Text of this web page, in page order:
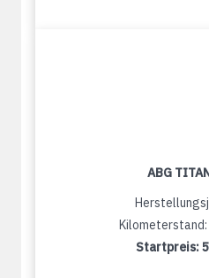
ABG
Kilometerstand:
Startpreis: